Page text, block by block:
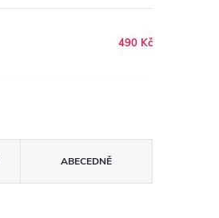
490 Kč
ABECEDNĚ